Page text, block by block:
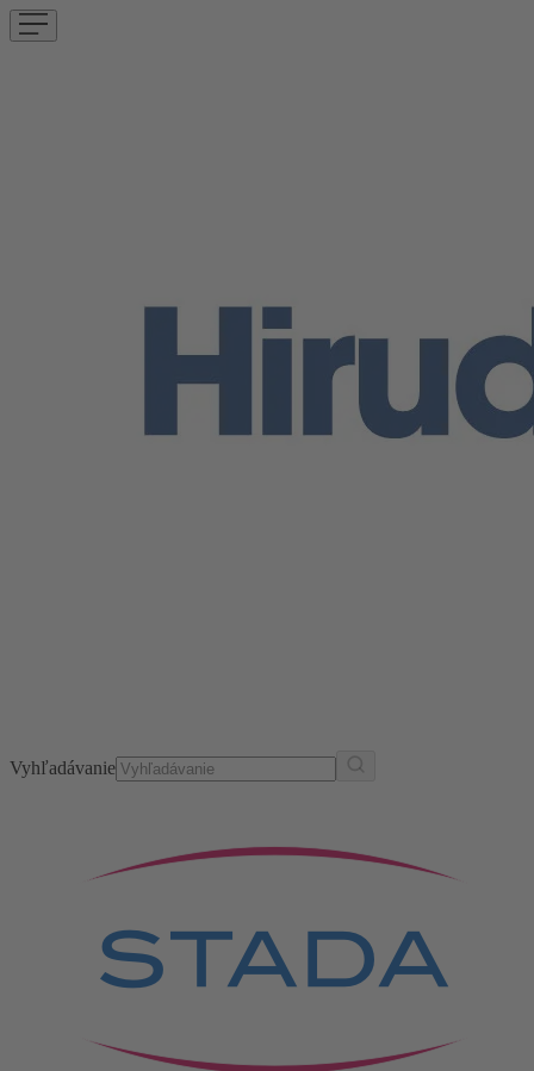
Vyhľadávanie